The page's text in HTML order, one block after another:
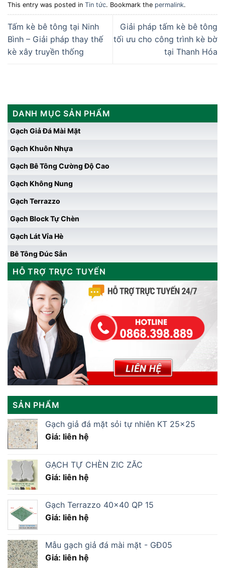
This entry was posted in Tin tức. Bookmark the permalink.
Tấm kè bê tông tại Ninh
Bình – Giải pháp thay thế
kè xây truyền thống
Giải pháp tấm kè bê tông
tối ưu cho công trình kè bờ
tại Thanh Hóa
DANH MỤC SẢN PHẨM
Gạch Giả Đá Mài Mặt
Gạch Khuôn Nhựa
Gạch Bê Tông Cường Độ Cao
Gạch Không Nung
Gạch Terrazzo
Gạch Block Tự Chèn
Gạch Lát Vỉa Hè
Bê Tông Đúc Sẳn
HỖ TRỢ TRỰC TUYẾN
SẢN PHẨM
Gạch giả đá mặt sỏi tự nhiên KT 25x25
Giá: liên hệ
GẠCH TỰ CHÈN ZIC ZĂC
Giá: liên hệ
Gạch Terrazzo 40×40 QP 15
Giá: liên hệ
Mẫu gạch giả đá mài mặt - GĐ05
Giá: liên hệ